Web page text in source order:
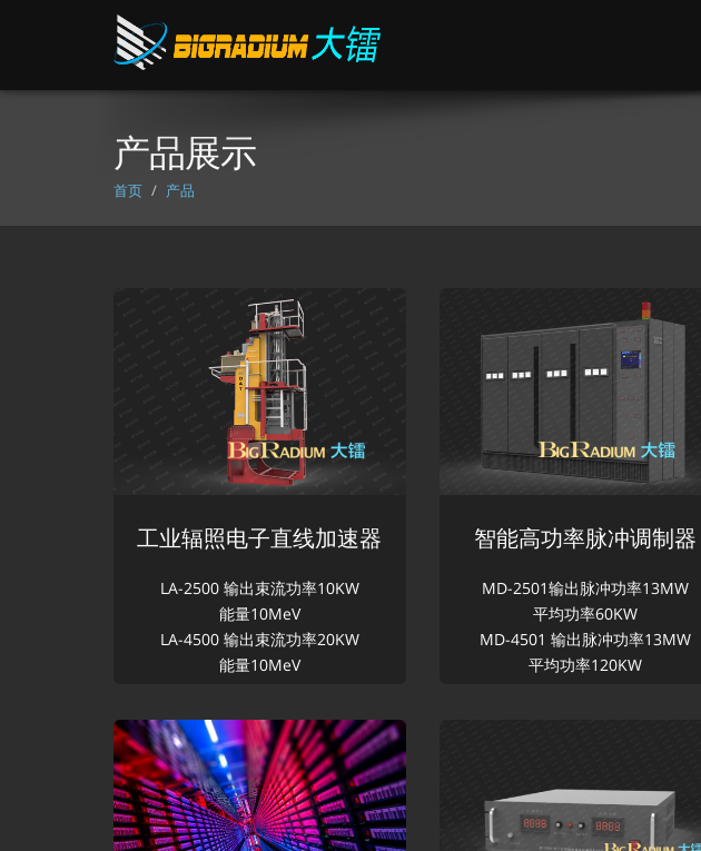
产品展示
首页 产品
工业辐照电子直线加速器
LA-2500 输出束流功率10KW
能量10MeV
LA-4500 输出束流功率20KW
能量10MeV
智能高功率脉冲调制器
MD-2501输出脉冲功率13MW
平均功率60KW
MD-4501 输出脉冲功率13MW
平均功率120KW